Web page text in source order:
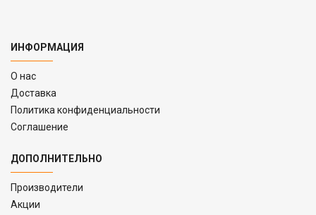
ИНФОРМАЦИЯ
O нас
Доставка
Политика конфиденциальности
Соглашение
ДОПОЛНИТЕЛЬНО
Производители
Акции